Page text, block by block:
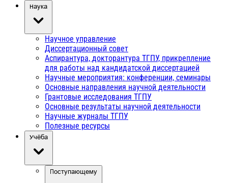
Наука
Научное управление
Диссертационный совет
Аспирантура, докторантура ТГПУ, прикрепление
для работы над кандидатской диссертацией
Научные мероприятия: конференции, семинары
Основные направления научной деятельности
Грантовые исследования ТГПУ
Основные результаты научной деятельности
Научные журналы ТГПУ
Полезные ресурсы
Учёба
Поступающему